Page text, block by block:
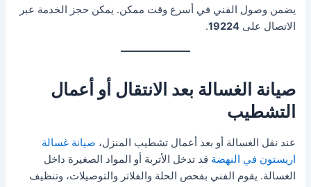
يضمن وصول الفني في أسرع وقت ممكن. يمكن حجز الخدمة عبر
الاتصال على19224
.
صيانة الغسالة بعد الانتقال أو أعمال
التشطيب
عند نقل الغسالة أو بعد أعمال تشطيب المنزل، صيانة غسالة
اريستون في النهضة قد تدخل الأتربة أو المواد الصغيرة داخل
الغسالة. يقوم الفني بفحص الحلة والفلاتر والتوصيلات، وتنظيف